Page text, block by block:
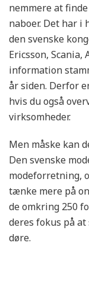
nemmere at
naboer. Det har
den svenske
Ericsson, Scania,
information
år siden. Derfor
hvis du også
virksomheder.
Men måske kan
Den svenske
modeforretning,
tænke mere på
de omkring 250
deres fokus på
døre.